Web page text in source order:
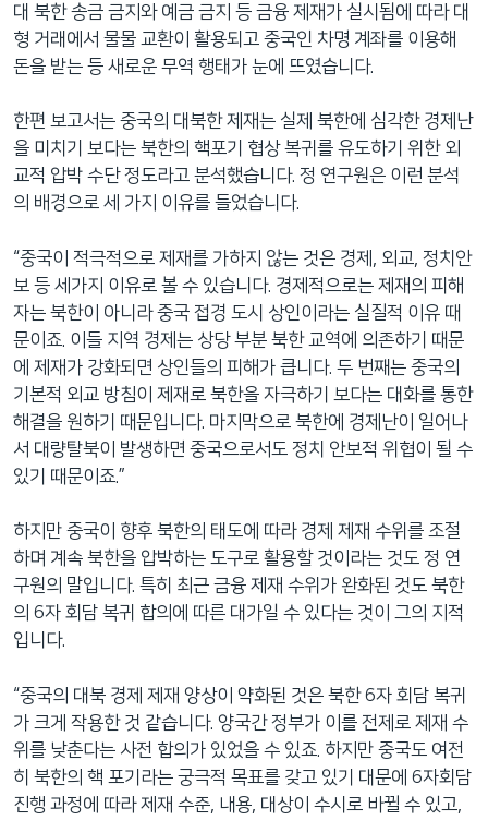
대 북한 송금 금지와 예금 금지 등 금융 제재가 실시됨에 따라 대
형 거래에서 물물 교환이 활용되고 중국인 차명 계좌를 이용해
돈을 받는 등 새로운 무역 행태가 눈에 뜨였습니다.
한편 보고서는 중국의 대북한 제재는 실제 북한에 심각한 경제난
을 미치기 보다는 북한의 핵포기 협상 복귀를 유도하기 위한 외
교적 압박 수단 정도라고 분석했습니다. 정 연구원은 이런 분석
의 배경으로 세 가지 이유를 들었습니다.
“중국이 적극적으로 제재를 가하지 않는 것은 경제, 외교, 정치안
보 등 세가지 이유로 볼 수 있습니다. 경제적으로는 제재의 피해
자는 북한이 아니라 중국 접경 도시 상인이라는 실질적 이유 때
문이죠. 이들 지역 경제는 상당 부분 북한 교역에 의존하기 때문
에 제재가 강화되면 상인들의 피해가 큽니다. 두 번째는 중국의
기본적 외교 방침이 제재로 북한을 자극하기 보다는 대화를 통한
해결을 원하기 때문입니다. 마지막으로 북한에 경제난이 일어나
서 대량탈북이 발생하면 중국으로서도 정치 안보적 위협이 될 수
있기 때문이죠.”
하지만 중국이 향후 북한의 태도에 따라 경제 제재 수위를 조절
하며 계속 북한을 압박하는 도구로 활용할 것이라는 것도 정 연
구원의 말입니다. 특히 최근 금융 제재 수위가 완화된 것도 북한
의 6자 회담 복귀 합의에 따른 대가일 수 있다는 것이 그의 지적
입니다.
“중국의 대북 경제 제재 양상이 약화된 것은 북한 6자 회담 복귀
가 크게 작용한 것 같습니다. 양국간 정부가 이를 전제로 제재 수
위를 낮춘다는 사전 합의가 있었을 수 있죠. 하지만 중국도 여전
히 북한의 핵 포기라는 궁극적 목표를 갖고 있기 대문에 6자회담
진행 과정에 따라 제재 수준, 내용, 대상이 수시로 바뀔 수 있고,